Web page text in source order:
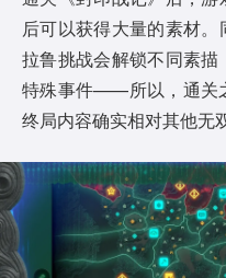
后可以获得大量的素材
拉鲁挑战会解锁不同素
特殊事件——所以，通关
终局内容确实相对其他无